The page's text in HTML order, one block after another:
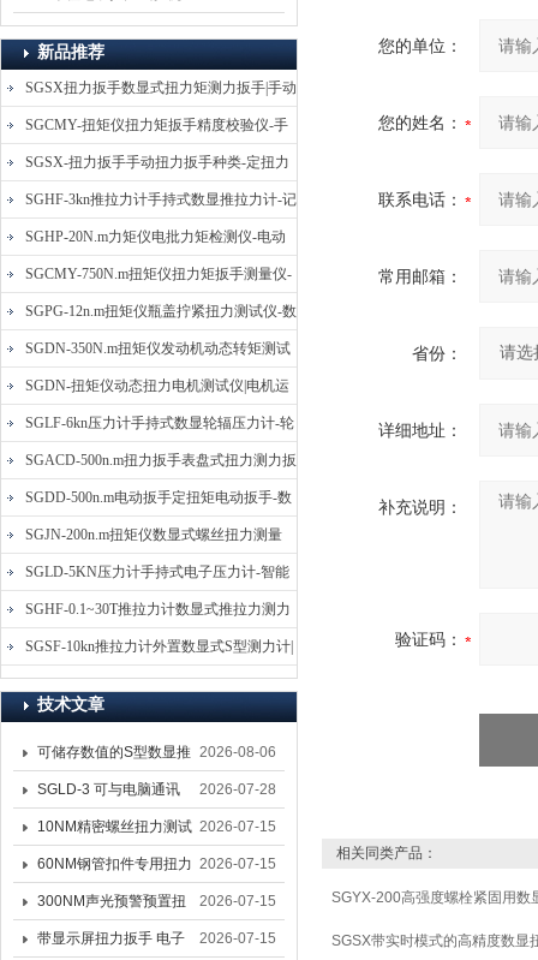
新品推荐
SGSX扭力扳手数显式扭力矩测力扳手|手动
定扭矩检测扳手
SGCMY-扭矩仪扭力矩扳手精度校验仪-手
动扳子扭矩校准仪
SGSX-扭力扳手手动扭力扳手种类-定扭力
矩检测扳手价格
SGHF-3kn推拉力计手持式数显推拉力计-记
忆数据拉压力测力计
SGHP-20N.m力矩仪电批力矩检测仪-电动
螺丝批扭力矩测试仪
SGCMY-750N.m扭矩仪扭力矩扳手测量仪-
校准扳手扭力精度测试仪
SGPG-12n.m扭矩仪瓶盖拧紧扭力测试仪-数
显式瓶盖扭力矩仪
SGDN-350N.m扭矩仪发动机动态转矩测试
仪-动态电机扭矩测量仪
SGDN-扭矩仪动态扭力电机测试仪|电机运
转摩擦力扭矩仪
SGLF-6kn压力计手持式数显轮辐压力计-轮
辐称重压力测力计
SGACD-500n.m扭力扳手表盘式扭力测力扳
手-表盘扭力矩检测扳手
SGDD-500n.m电动扳手定扭矩电动扳手-数
显式电动定扭力矩扳手
SGJN-200n.m扭矩仪数显式螺丝扭力测量
仪-螺栓扭力矩测试仪
SGLD-5KN压力计手持式电子压力计-智能
电子式压力测力计
SGHF-0.1~30T推拉力计数显式推拉力测力
计-数字拉压力双向测力仪
SGSF-10kn推拉力计外置数显式S型测力计|
手持连线式拉压力计
技术文章
可储存数值的S型数显推
拉力计 SGSF-100外置
式测力计
2026-08-06
SGLD-3 可与电脑通讯
的无线测力计 0.03-3T化
工行业用遥控式推拉力
计
2026-07-28
10NM精密螺丝扭力测试
专用扭矩扳手,产线质检
螺丝扭力专用扳手厂家
2026-07-15
60NM钢管扣件专用扭力
扳手 脚手架扭力检测扳
手 工地扣件扭矩扳手品
2026-07-15
300NM声光预警预置扭
力扳手 工业紧固专用数
2026-07-15
带显示屏扭力扳手 电子 2026-07-15
您的单位：
您的姓名：
联系电话：
常用邮箱：
省份：
详细地址：
补充说明：
验证码：
相关同类产品：
SGYX-200高强度螺栓紧固用数
SGSX带实时模式的高精度数显